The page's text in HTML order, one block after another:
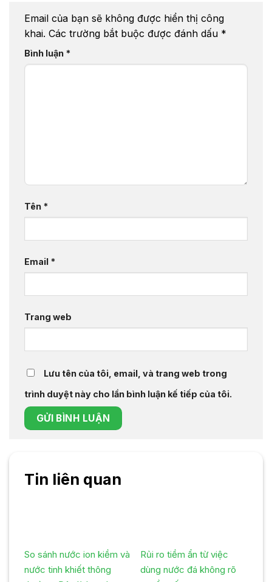
Email của bạn sẽ không được hiển thị công
khai. Các trường bắt buộc được đánh dấu *
Bình luận *
Tên *
Email *
Trang web
Lưu tên của tôi, email, và trang web trong
trình duyệt này cho lần bình luận kế tiếp của tôi.
Tin liên quan
So sánh nước ion kiềm và
nước tinh khiết thông
Rủi ro tiềm ẩn từ việc
dùng nước đá không rõ